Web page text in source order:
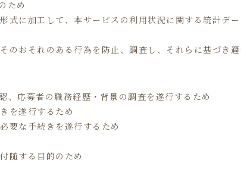
ため
式に加工して、本サービスの利用状況に関する統計デ
おそれのある行為を防止、調査し、それらに基づき
、応募者の職務経歴・背景の調査を遂行するため
を遂行するため
要な手続きを遂行するため
随する目的のため